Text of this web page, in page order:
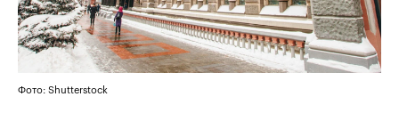
Фото: Shutterstock